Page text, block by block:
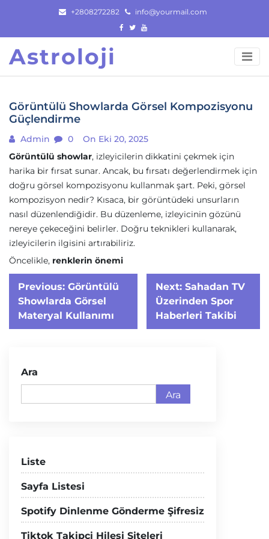
content
+2808272282 info@yourmail.com
Astroloji
Görüntülü Showlarda Görsel Kompozisyonu
Güçlendirme
Admin 0
On Eki 20, 2025
Görüntülü showlar, izleyicilerin dikkatini çekmek için
harika bir fırsat sunar. Ancak, bu fırsatı değerlendirmek için
doğru görsel kompozisyonu kullanmak şart. Peki, görsel
kompozisyon nedir? Kısaca, bir görüntüdeki unsurların
nasıl düzenlendiğidir. Bu düzenleme, izleyicinin gözünü
nereye çekeceğini belirler. Doğru teknikleri kullanarak,
izleyicilerin ilgisini artırabiliriz.
Öncelikle, renklerin önemi
Yazı
gezinmesi
Previous: Görüntülü
Showlarda Görsel
Materyal Kullanımı
Next: Sahadan TV
Üzerinden Spor
Haberleri Takibi
Ara
Ara
Liste
Sayfa Listesi
Spotify Dinlenme Gönderme Şifresiz
Tiktok Takipçi Hilesi Siteleri